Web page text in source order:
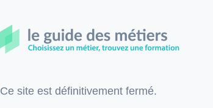
Ce site est définitivement fermé.